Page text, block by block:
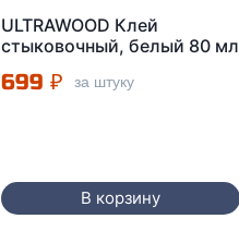
ULTRAWOOD Клей
стыковочный, белый 80 мл
699₽ за штуку
В корзину